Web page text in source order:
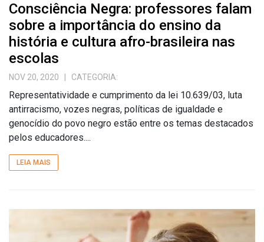
Consciência Negra: professores falam
sobre a importância do ensino da
história e cultura afro-brasileira nas
escolas
NOV 20, 2020 | CATEGORIA:
Representatividade e cumprimento da lei 10.639/03, luta
antirracismo, vozes negras, políticas de igualdade e
genocídio do povo negro estão entre os temas destacados
pelos educadores....
LEIA MAIS